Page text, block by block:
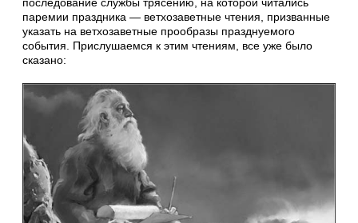
последование службы трясению, на которой читались
паремии праздника — ветхозаветные чтения, призванные
указать на ветхозаветные прообразы празднуемого
события. Прислушаемся к этим чтениям, все уже было
сказано: